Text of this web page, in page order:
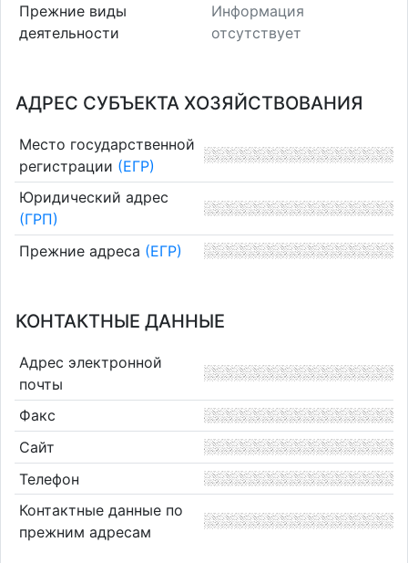
Прежние виды
деятельности
Информация
отсутствует
АДРЕС СУБЪЕКТА ХОЗЯЙСТВОВАНИЯ
Место государственной
регистрации (ЕГР)
Юридический адрес
(ГРП)
Прежние адреса (ЕГР)
КОНТАКТНЫЕ ДАННЫЕ
Адрес электронной
почты
Факс
Сайт
Телефон
Контактные данные по
прежним адресам